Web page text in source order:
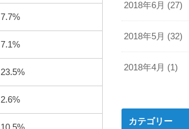
7.7%
7.1%
23.5%
2.6%
10.5%
2018年6月 (27)
2018年5月 (32)
2018年4月 (1)
カテゴリー